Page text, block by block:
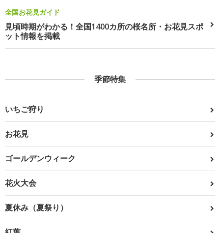
全国お花見ガイド
見頃時期がわかる！全国1400カ所の桜名所・お花見スポ
ット情報を掲載
季節特集
いちご狩り
お花見
ゴールデンウィーク
花火大会
夏休み（夏祭り）